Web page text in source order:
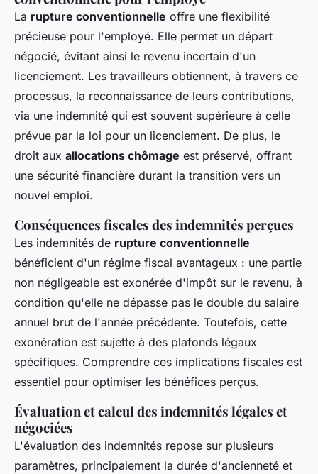
La rupture conventionnelle offre une flexibilité
précieuse pour l'employé. Elle permet un départ
négocié, évitant ainsi le revenu incertain d'un
licenciement. Les travailleurs obtiennent, à travers ce
processus, la reconnaissance de leurs contributions,
via une indemnité qui est souvent supérieure à celle
prévue par la loi pour un licenciement. De plus, le
droit aux allocations chômage est préservé, offrant
une sécurité financière durant la transition vers un
nouvel emploi.
Conséquences fiscales des indemnités perçues
Les indemnités de rupture conventionnelle
bénéficient d'un régime fiscal avantageux : une partie
non négligeable est exonérée d'impôt sur le revenu, à
condition qu'elle ne dépasse pas le double du salaire
annuel brut de l'année précédente. Toutefois, cette
exonération est sujette à des plafonds légaux
spécifiques. Comprendre ces implications fiscales est
essentiel pour optimiser les bénéfices perçus.
Évaluation et calcul des indemnités légales et
négociées
L'évaluation des indemnités repose sur plusieurs
paramètres, principalement la durée d'ancienneté et